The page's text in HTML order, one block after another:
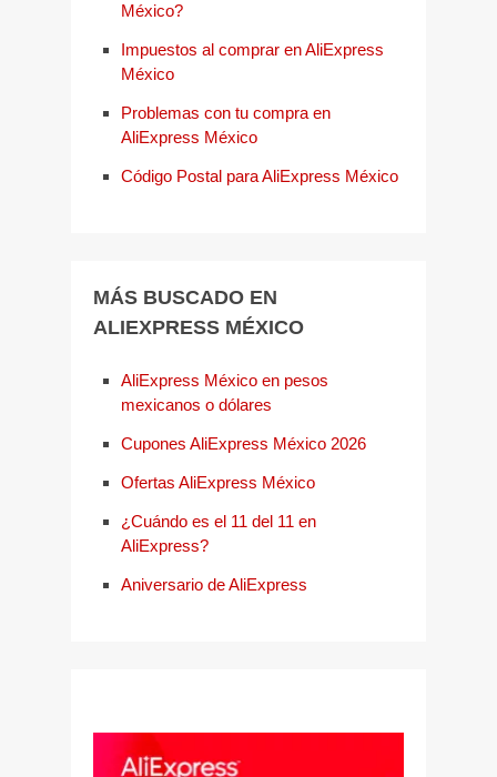
México?
Impuestos al comprar en AliExpress
México
Problemas con tu compra en
AliExpress México
Código Postal para AliExpress México
MÁS BUSCADO EN
ALIEXPRESS MÉXICO
AliExpress México en pesos
mexicanos o dólares
Cupones AliExpress México 2026
Ofertas AliExpress México
¿Cuándo es el 11 del 11 en
AliExpress?
Aniversario de AliExpress